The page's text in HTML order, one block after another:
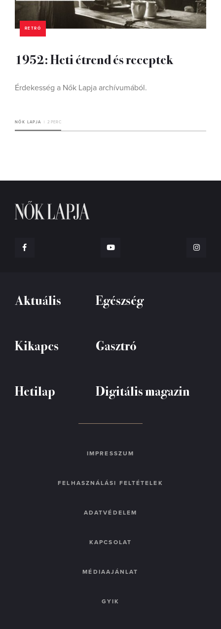
RETRÓ
1952: Heti étrend és receptek
Érdekesség a Nők Lapja archívumából.
NŐK LAPJA 2 PERC
Aktuális Egészség
Kikapcs Gasztró
Hetilap Digitális magazin
IMPRESSZUM
FELHASZNÁLÁSI FELTÉTELEK
ADATVÉDELEM
KAPCSOLAT
MÉDIAAJÁNLAT
GYIK